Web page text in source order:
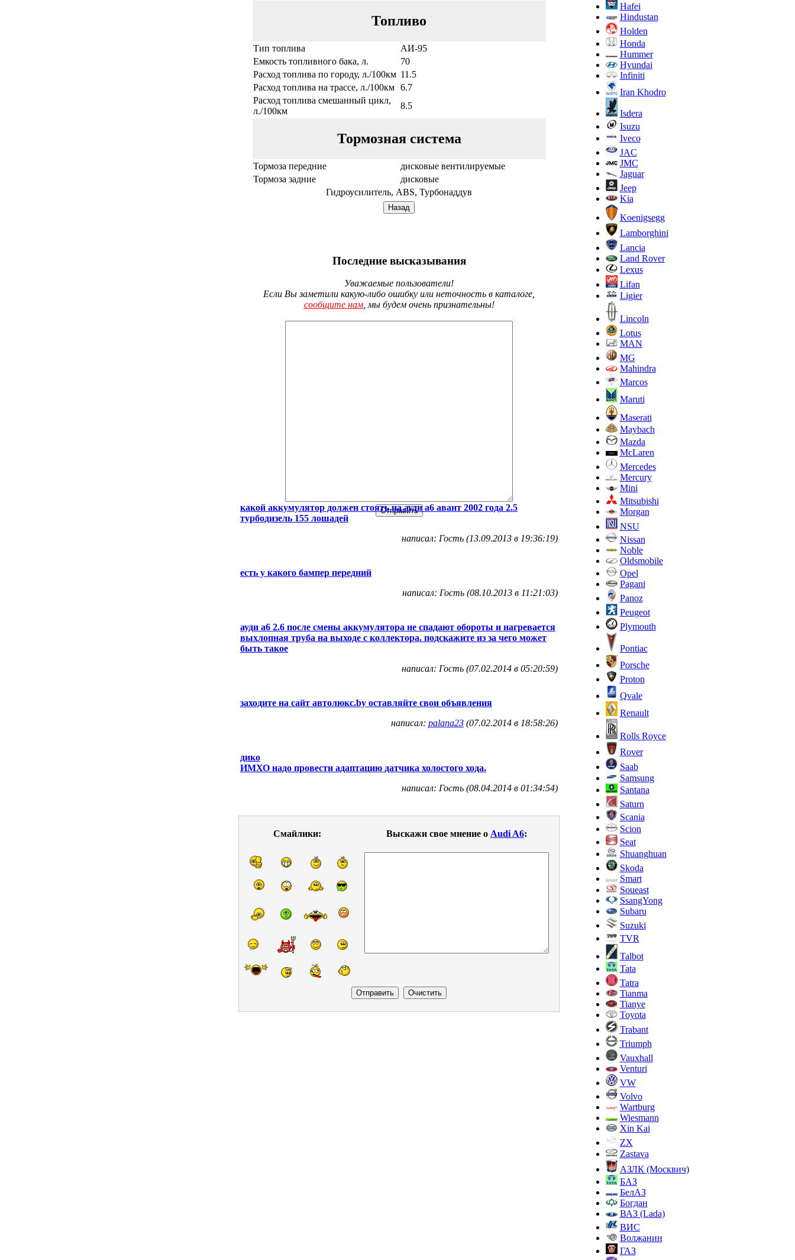
Топливо
Тип топлива
АИ-95
Емкость топливного бака, л.
70
Расход топлива по городу, л./100км 11.5
Расход топлива на трассе, л./100км
6.7
Расход топлива смешанный цикл,
л./100км
8.5
Тормозная система
Тормоза передние
дисковые вентилируемые
Тормоза задние
дисковые
Гидроусилитель, ABS, Турбонаддув
Последние высказывания
Уважаемые пользователи!
Если Вы заметили какую-либо ошибку или неточность в каталоге,
сообщите нам, мы будем очень признательны!
какой аккумулятор должен стоять на ауди а6 авант 2002 года 2.5
турбодизель 155 лошадей
написал: Гость (13.09.2013 в 19:36:19)
есть у какого бампер передний
написал: Гость (08.10.2013 в 11:21:03)
ауди а6 2.6 после смены аккумулятора не спадают обороты и нагревается
выхлопная труба на выходе с коллектора. подскажите из за чего может
быть такое
написал: Гость (07.02.2014 в 05:20:59)
заходите на сайт автолюкс.by оставляйте свои объявления
написал: palana23 (07.02.2014 в 18:58:26)
дико
ИМХО надо провести адаптацию датчика холостого хода.
написал: Гость (08.04.2014 в 01:34:54)
Смайлики: Выскажи свое мнение о Audi A6:
Hafei
Hindustan
Holden
Honda
Hummer
Hyundai
Infiniti
Iran Khodro
Isdera
Isuzu
Iveco
JAC
JMC
Jaguar
Jeep
Kia
Koenigsegg
Lamborghini
Lancia
Land Rover
Lexus
Lifan
Ligier
Lincoln
Lotus
MAN
MG
Mahindra
Marcos
Maruti
Maserati
Maybach
Mazda
McLaren
Mercedes
Mercury
Mini
Mitsubishi
Morgan
NSU
Nissan
Noble
Oldsmobile
Opel
Pagani
Panoz
Peugeot
Plymouth
Pontiac
Porsche
Proton
Qvale
Renault
Rolls Royce
Rover
Saab
Samsung
Santana
Saturn
Scania
Scion
Seat
Shuanghuan
Skoda
Smart
Soueast
SsangYong
Subaru
Suzuki
TVR
Talbot
Tata
Tatra
Tianma
Tianye
Toyota
Trabant
Triumph
Vauxhall
Venturi
VW
Volvo
Wartburg
Wiesmann
Xin Kai
ZX
Zastava
АЗЛК (Москвич)
БАЗ
БелАЗ
Богдан
ВАЗ (Lada)
ВИС
Волжанин
ГАЗ